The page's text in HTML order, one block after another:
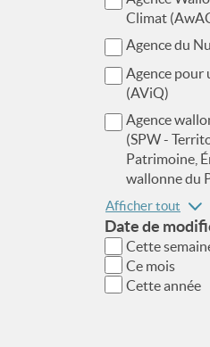
Climat
Agence du
Agence pour
(AViQ)
Agence
(SPW -
Patrimoine,
wallonne du
Afficher tout
Date de
Cette
Ce mois
Cette année